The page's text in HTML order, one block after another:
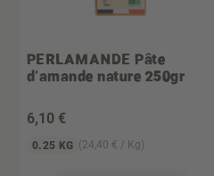
PERLAMANDE Pâte
d'amande nature 250gr
6,10 €
0.25 KG (24,40 € / Kg)